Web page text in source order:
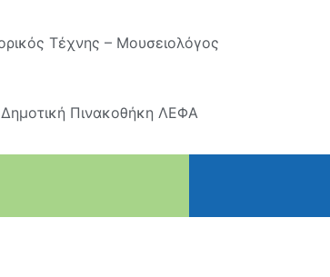
Τέχνης – Μουσειολόγος
Πινακοθήκη ΛΕΦΑ